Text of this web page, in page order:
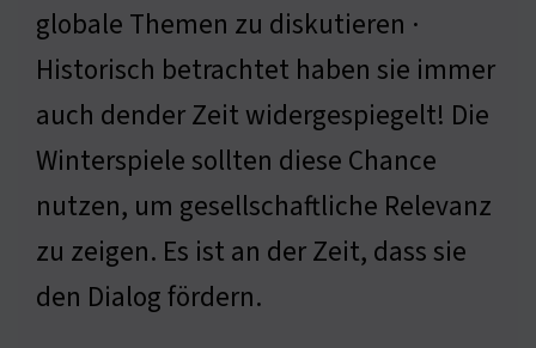
globale Themen zu diskutieren ·
Historisch betrachtet haben sie immer
auch dender Zeit widergespiegelt! Die
Winterspiele sollten diese Chance
nutzen, um gesellschaftliche Relevanz
zu zeigen. Es ist an der Zeit, dass sie
den Dialog fördern.